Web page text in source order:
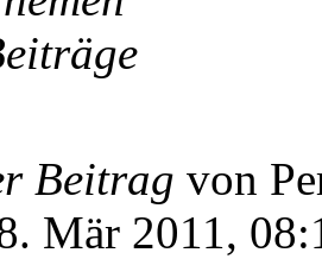
Beitrag von
Mär 2011,